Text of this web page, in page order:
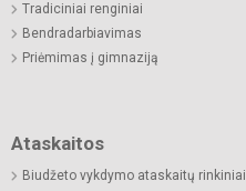
Tradiciniai renginiai
Bendradarbiavimas
Priėmimas į gimnaziją
Ataskaitos
Biudžeto vykdymo ataskaitų rinkiniai